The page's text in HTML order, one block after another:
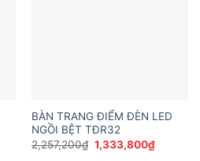
BÀN TRANG ĐIỂM ĐÈN LED
NGỒI BỆT TĐR32
2,257,200₫ Giá
gốc
1,333,800₫Giá
hiện